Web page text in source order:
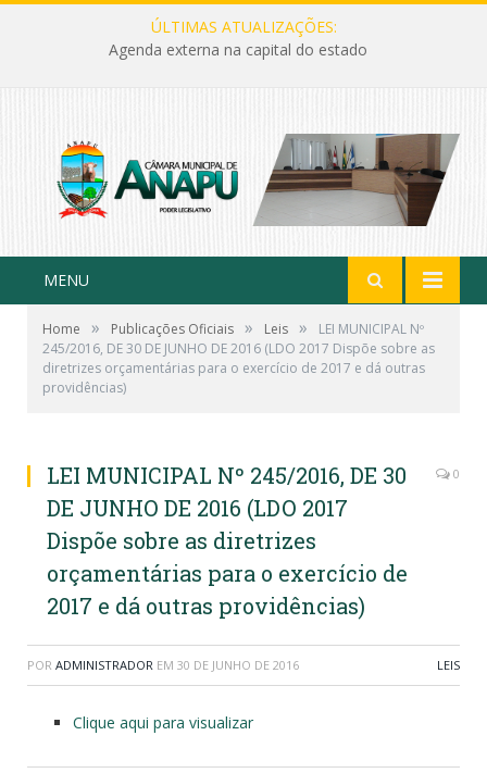
ÚLTIMAS ATUALIZAÇÕES:
Agenda externa na capital do estado
MENU
Home » Publicações Oficiais » Leis »
LEI MUNICIPAL Nº
245/2016, DE 30 DE JUNHO DE 2016 (LDO 2017 Dispõe sobre as
diretrizes orçamentárias para o exercício de 2017 e dá outras
providências)
LEI MUNICIPAL Nº 245/2016, DE 30
DE JUNHO DE 2016 (LDO 2017
Dispõe sobre as diretrizes
orçamentárias para o exercício de
2017 e dá outras providências)
0
POR ADMINISTRADOR EM 30 DE JUNHO DE 2016 LEIS
Clique aqui para visualizar